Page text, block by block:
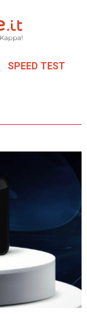
SPEED TEST